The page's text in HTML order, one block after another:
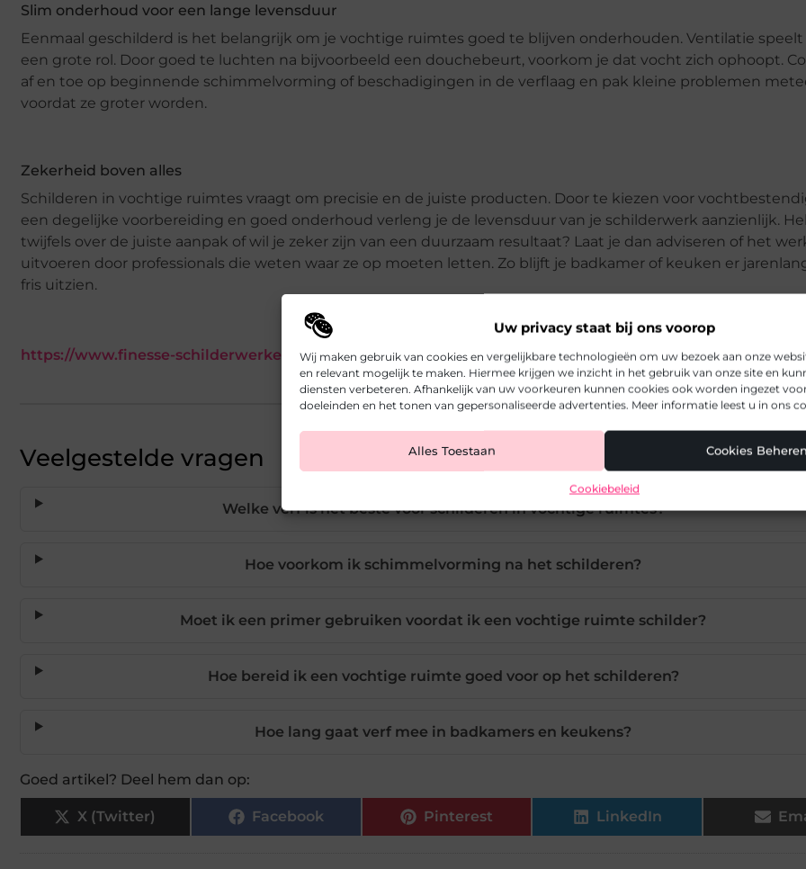
Uw privacy staat bij ons voorop
Wij maken gebruik van cookies en vergelijkbare technologieën om uw bezoek aan onze
en relevant mogelijk te maken. Hiermee krijgen we inzicht in het gebruik van onze site en
diensten verbeteren. Afhankelijk van uw voorkeuren kunnen cookies ook worden ingezet
doeleinden en het tonen van gepersonaliseerde advertenties. Meer informatie leest u in ons
Alles Toestaan Cookies Beheren
Cookiebeleid
Slim onderhoud voor een lange levensduur
Eenmaal geschilderd is het belangrijk om je vochtige ruimtes goed te blijven onderhouden. Ventilatie speelt
een grote rol. Door goed te luchten na bijvoorbeeld een douchebeurt, voorkom je dat vocht zich ophoopt.
af en toe op beginnende schimmelvorming of beschadigingen in de verflaag en pak kleine problemen
voordat ze groter worden.
Zekerheid boven alles
Schilderen in vochtige ruimtes vraagt om precisie en de juiste producten. Door te kiezen voor
een degelijke voorbereiding en goed onderhoud verleng je de levensduur van je schilderwerk aanzienlijk.
twijfels over de juiste aanpak of wil je zeker zijn van een duurzaam resultaat? Laat je dan adviseren of het
uitvoeren door professionals die weten waar ze op moeten letten. Zo blijft je badkamer of keuken er
fris uitzien.
https://www.finesse-schilderwerken.be/
Veelgestelde vragen
Welke verf is het beste voor schilderen in vochtige ruimtes?
Hoe voorkom ik schimmelvorming na het schilderen?
Moet ik een primer gebruiken voordat ik een vochtige ruimte schilder?
Hoe bereid ik een vochtige ruimte goed voor op het schilderen?
Hoe lang gaat verf mee in badkamers en keukens?
Goed artikel? Deel hem dan op:
X (Twitter) Facebook Pinterest LinkedIn